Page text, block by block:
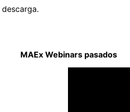
MAEx Webinars pasados